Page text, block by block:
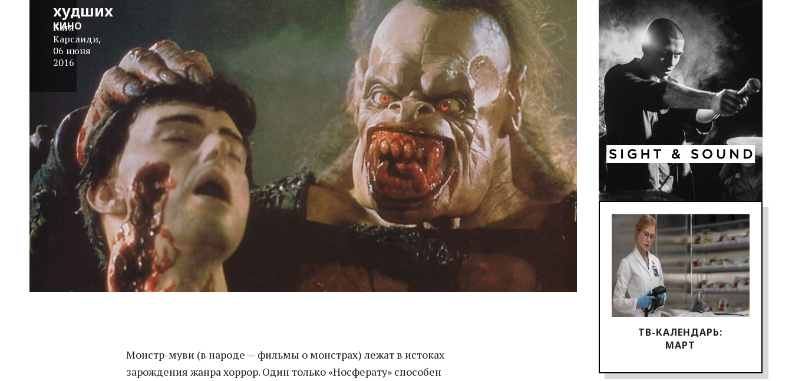
ТВ-КАЛЕНДАРЬ:
МАРТ
худших
Катя
Карслиди,
06 июня
2016
КИНО
Монстр-муви (в народе — фильмы о монстрах) лежат в истоках
зарождения жанра хоррор. Один только «Носферату» способен